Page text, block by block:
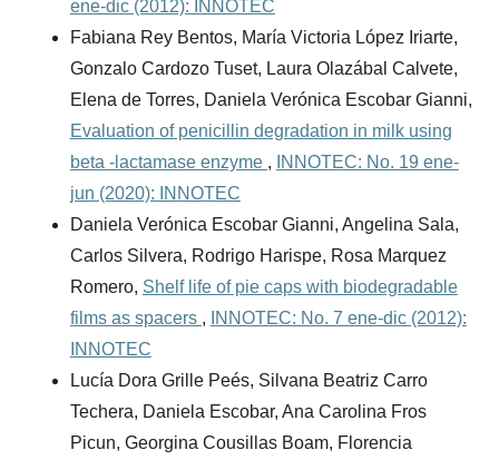
ene-dic (2012): INNOTEC
Fabiana Rey Bentos, María Victoria López Iriarte,
Gonzalo Cardozo Tuset, Laura Olazábal Calvete,
Elena de Torres, Daniela Verónica Escobar Gianni,
Evaluation of penicillin degradation in milk using
beta -lactamase enzyme ,
INNOTEC: No. 19 ene-
jun (2020): INNOTEC
Daniela Verónica Escobar Gianni, Angelina Sala,
Carlos Silvera, Rodrigo Harispe, Rosa Marquez
Romero, Shelf life of pie caps with biodegradable
films as spacers ,
INNOTEC: No. 7 ene-dic (2012):
INNOTEC
Lucía Dora Grille Peés, Silvana Beatriz Carro
Techera, Daniela Escobar, Ana Carolina Fros
Picun, Georgina Cousillas Boam, Florencia